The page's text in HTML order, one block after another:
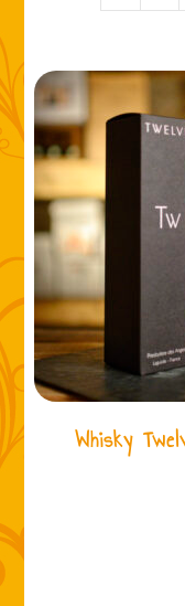
Whisky